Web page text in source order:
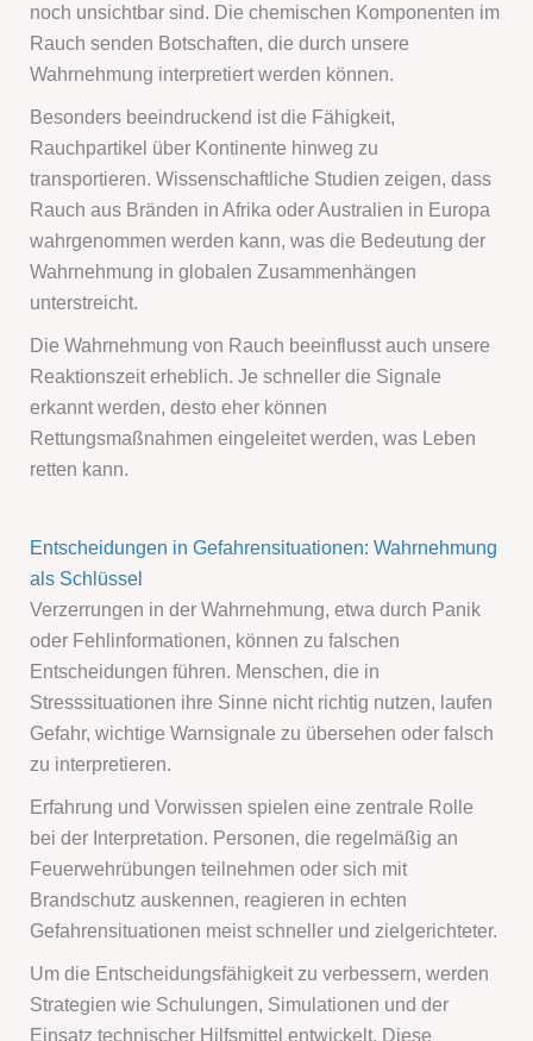
noch unsichtbar sind. Die chemischen Komponenten im
Rauch senden Botschaften, die durch unsere
Wahrnehmung interpretiert werden können.
Besonders beeindruckend ist die Fähigkeit,
Rauchpartikel über Kontinente hinweg zu
transportieren. Wissenschaftliche Studien zeigen, dass
Rauch aus Bränden in Afrika oder Australien in Europa
wahrgenommen werden kann, was die Bedeutung der
Wahrnehmung in globalen Zusammenhängen
unterstreicht.
Die Wahrnehmung von Rauch beeinflusst auch unsere
Reaktionszeit erheblich. Je schneller die Signale
erkannt werden, desto eher können
Rettungsmaßnahmen eingeleitet werden, was Leben
retten kann.
Entscheidungen in Gefahrensituationen: Wahrnehmung
als Schlüssel
Verzerrungen in der Wahrnehmung, etwa durch Panik
oder Fehlinformationen, können zu falschen
Entscheidungen führen. Menschen, die in
Stresssituationen ihre Sinne nicht richtig nutzen, laufen
Gefahr, wichtige Warnsignale zu übersehen oder falsch
zu interpretieren.
Erfahrung und Vorwissen spielen eine zentrale Rolle
bei der Interpretation. Personen, die regelmäßig an
Feuerwehrübungen teilnehmen oder sich mit
Brandschutz auskennen, reagieren in echten
Gefahrensituationen meist schneller und zielgerichteter.
Um die Entscheidungsfähigkeit zu verbessern, werden
Strategien wie Schulungen, Simulationen und der
Einsatz technischer Hilfsmittel entwickelt. Diese